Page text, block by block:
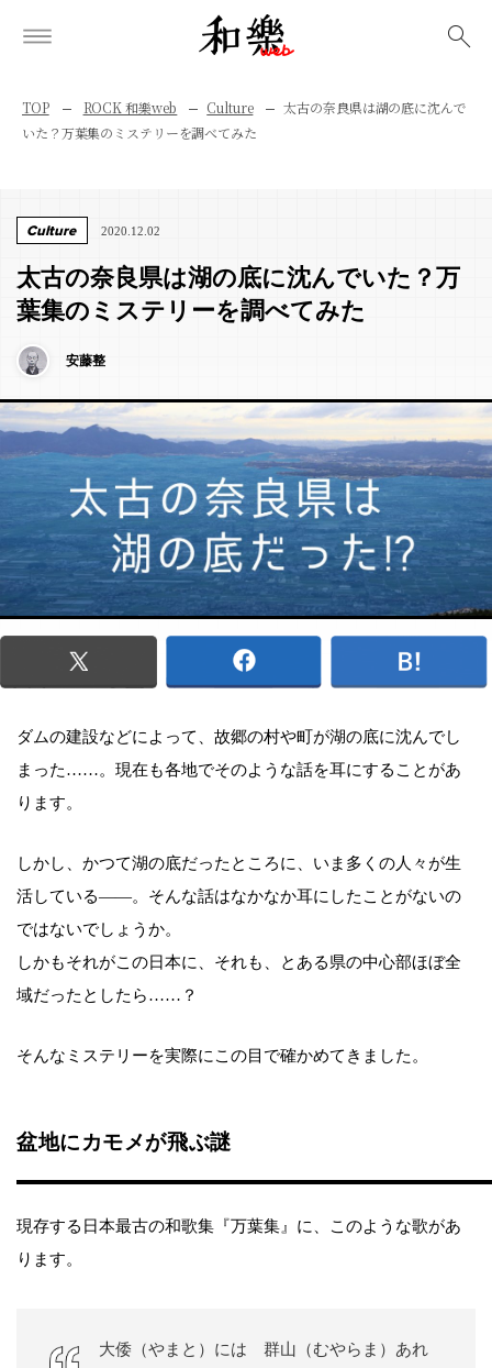
TOP ROCK 和樂web Culture
太古の奈良県は湖の底に沈んで
いた？万葉集のミステリーを調べてみた
Culture 2020.12.02
太古の奈良県は湖の底に沈んでいた？万
葉集のミステリーを調べてみた
安藤整
ダムの建設などによって、故郷の村や町が湖の底に沈んでし
まった……。現在も各地でそのような話を耳にすることがあ
ります。
しかし、かつて湖の底だったところに、いま多くの人々が生
活している――。そんな話はなかなか耳にしたことがないの
ではないでしょうか。
しかもそれがこの日本に、それも、とある県の中心部ほぼ全
域だったとしたら……？
そんなミステリーを実際にこの目で確かめてきました。
盆地にカモメが飛ぶ謎
現存する日本最古の和歌集『万葉集』に、このような歌があ
ります。
大倭（やまと）には 群山（むやらま）あれ